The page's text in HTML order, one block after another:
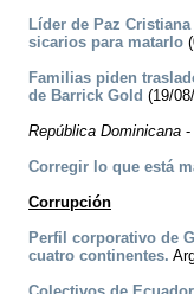
Líder de Paz
sicarios para matarlo
Familias piden
de Barrick Gold (19/
República Dominicana -
Corregir lo que está
Corrupción
Perfil corporativo de
cuatro continentes.